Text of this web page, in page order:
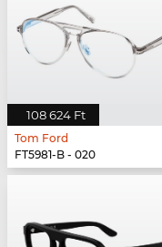
108 624 Ft
Tom Ford
FT5981-B - 020